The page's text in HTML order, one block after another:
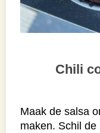
Chili
Maak de salsa
maken. Schil